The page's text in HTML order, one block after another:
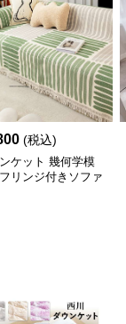
(税込)
ケット 幾何学模
リンジ付きソファ